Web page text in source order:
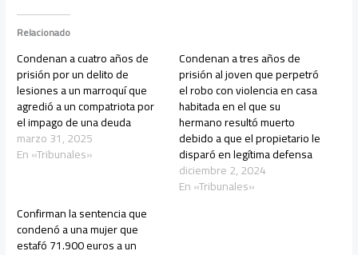
Relacionado
Condenan a cuatro años de
prisión por un delito de
lesiones a un marroquí que
agredió a un compatriota por
el impago de una deuda
marzo 31, 2025
En «Tribunales»
Condenan a tres años de
prisión al joven que perpetró
el robo con violencia en casa
habitada en el que su
hermano resultó muerto
debido a que el propietario le
disparó en legítima defensa
diciembre 2, 2024
En «Tribunales»
Confirman la sentencia que
condenó a una mujer que
estafó 71.900 euros a un